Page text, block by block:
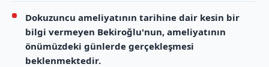
Dokuzuncu ameliyatının tarihine dair kesin bir
bilgi vermeyen Bekiroğlu'nun, ameliyatının
önümüzdeki günlerde gerçekleşmesi
beklenmektedir.